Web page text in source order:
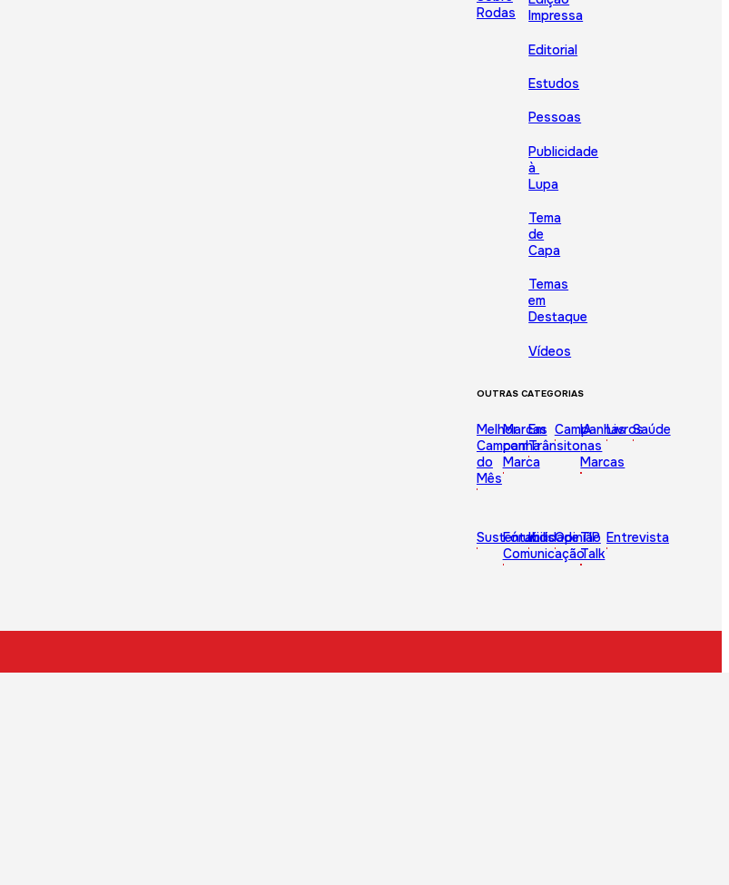
Rodas
Impressa
Editorial
Estudos
Pessoas
Publicidade
à
Lupa
Tema
de
Capa
Temas
em
Destaque
Vídeos
OUTRAS CATEGORIAS
Melhor
Campanha
do
Mês
Marcas
com
Marca
Em
Trânsito
Campanhas
IA
nas
Marcas
LivrosSaúde
Sustentabilidade
Fórum
Comunicação
KidsOpinião
TIP
Talk
Entrevista